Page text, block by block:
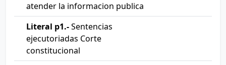
atender la informacion publica
Literal p1.-Sentencias
ejecutoriadas Corte
constitucional